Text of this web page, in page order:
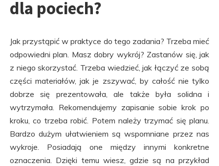
dla pociech?
Jak przystąpić w praktyce do tego zadania? Trzeba mieć
odpowiedni plan. Masz dobry wykrój? Zastanów się, jak
z niego skorzystać. Trzeba wiedzieć, jak łączyć ze sobą
części materiałów, jak je zszywać, by całość nie tylko
dobrze się prezentowała, ale także była solidna i
wytrzymała. Rekomendujemy zapisanie sobie krok po
kroku, co trzeba robić. Potem należy trzymać się planu.
Bardzo dużym ułatwieniem są wspomniane przez nas
wykroje. Posiadają one między innymi konkretne
oznaczenia. Dzięki temu wiesz, gdzie są na przykład